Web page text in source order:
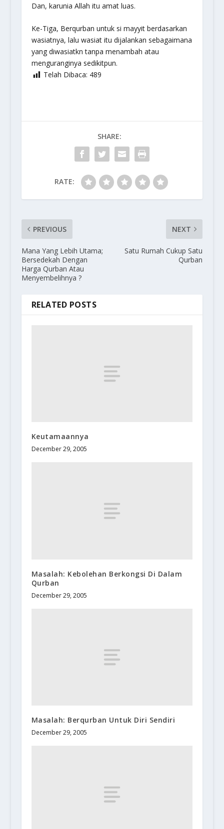
Dan, karunia Allah itu amat luas.
Ke-Tiga, Berqurban untuk si mayyit berdasarkan
wasiatnya, lalu wasiat itu dijalankan sebagaimana
yang diwasiatkn tanpa menambah atau
menguranginya sedikitpun.
Telah Dibaca: 489
SHARE:
RATE:
PREVIOUS
Mana Yang Lebih Utama;
Bersedekah Dengan
Harga Qurban Atau
Menyembelihnya ?
NEXT
Satu Rumah Cukup Satu
Qurban
RELATED POSTS
Keutamaannya
December 29, 2005
Masalah: Kebolehan Berkongsi Di Dalam
Qurban
December 29, 2005
Masalah: Berqurban Untuk Diri Sendiri
December 29, 2005